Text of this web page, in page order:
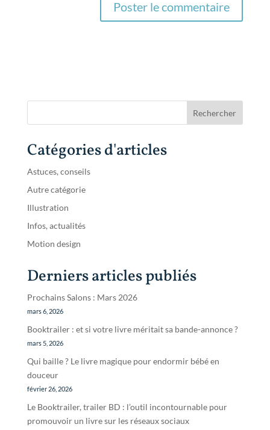
Catégories d'articles
Astuces, conseils
Autre catégorie
Illustration
Infos, actualités
Motion design
Derniers articles publiés
Prochains Salons : Mars 2026
mars 6, 2026
Booktrailer : et si votre livre méritait sa bande-annonce ?
mars 5, 2026
Qui baille ? Le livre magique pour endormir bébé en
douceur
février 26, 2026
Le Booktrailer, trailer BD : l’outil incontournable pour
promouvoir un livre sur les réseaux sociaux